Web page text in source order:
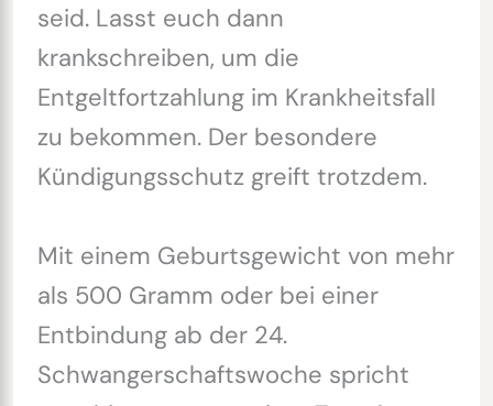
seid. Lasst euch dann
krankschreiben, um die
Entgeltfortzahlung im Krankheitsfall
zu bekommen. Der besondere
Kündigungsschutz greift trotzdem.
Mit einem Geburtsgewicht von mehr
als 500 Gramm oder bei einer
Entbindung ab der 24.
Schwangerschaftswoche spricht